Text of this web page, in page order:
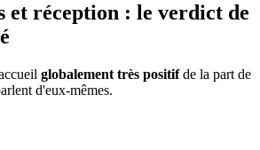
et réception : le verdict de
globalement très positifde la part de
d'eux-mêmes.